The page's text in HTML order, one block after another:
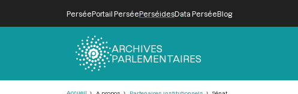
PerséePortail PerséePerséidesData PerséeBlog
ARCHIVES
PARLEMENTAIRES
Accueil